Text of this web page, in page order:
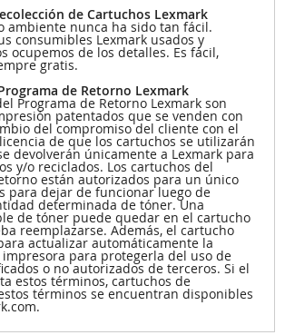
de Cartuchos Lexmark
ambiente nunca ha sido tan fácil.
consumibles Lexmark usados y
ocupemos de los detalles. Es fácil,
gratis.
de Retorno Lexmark
Programa de Retorno Lexmark son
patentados que se venden con
del compromiso del cliente con el
de que los cartuchos se utilizarán
devolverán únicamente a Lexmark para
y/o reciclados. Los cartuchos del
están autorizados para un único
para dejar de funcionar luego de
determinada de tóner. Una
de tóner puede quedar en el cartucho
reemplazarse. Además, el cartucho
actualizar automáticamente la
para protegerla del uso de
o no autorizados de terceros. Si el
estos términos, cartuchos de
términos se encuentran disponibles